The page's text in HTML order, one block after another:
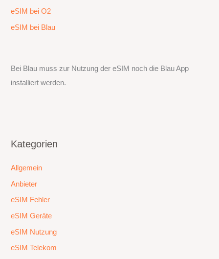
eSIM bei O2
eSIM bei Blau
Bei Blau muss zur Nutzung der eSIM noch die Blau App
installiert werden.
Kategorien
Allgemein
Anbieter
eSIM Fehler
eSIM Geräte
eSIM Nutzung
eSIM Telekom